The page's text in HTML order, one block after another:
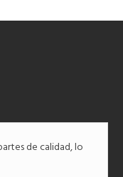
de calidad, lo